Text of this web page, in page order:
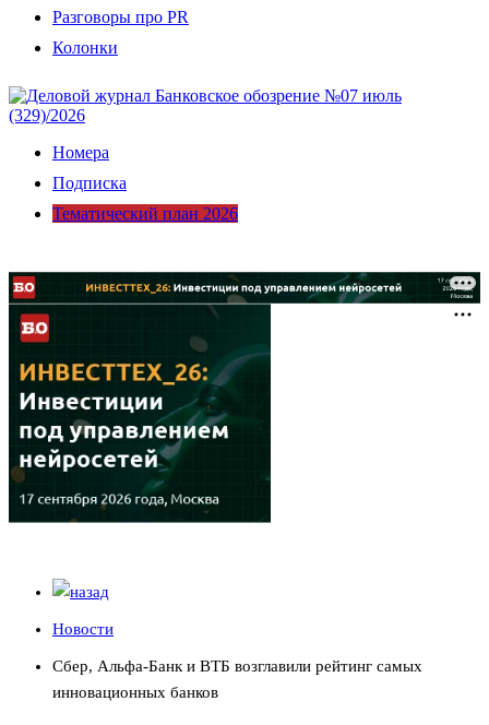
Разговоры про PR
Колонки
Номера
Подписка
Тематический план 2026
Новости
Сбер, Альфа-Банк и ВТБ возглавили рейтинг самых
инновационных банков